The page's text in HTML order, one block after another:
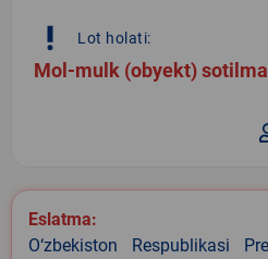
priority_high Lot holati:
Mol-mulk (obyekt)
Eslatma:
O‘zbekiston Respublikasi